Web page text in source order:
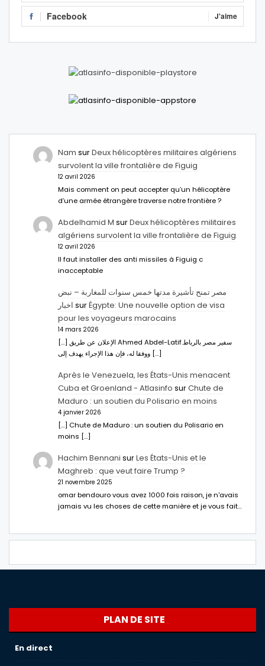
Facebook J'aime
Nam surDeux hélicoptères militaires algériens
survolent la ville frontalière de Figuig
12 avril 2026
Mais comment on peut accepter qu’un hélicoptère
d’une armée étrangère traverse notre frontière ?
Abdelhamid M surDeux hélicoptères militaires
algériens survolent la ville frontalière de Figuig
12 avril 2026
Il faut installer des anti missiles à Figuig c
inacceptable
مصر تمنح تأشيرة مدتها خمس سنوات للمغاربة – نبض
اخبار surÉgypte: Une nouvelle option de visa
pour les voyageurs marocains
14 mars 2026
[…] الإعلان عن طريق Ahmed Abdel-Latifسفير مصر بالرباط.
ووفقا له، فإن هذا الإجراء يهدف إلى […]
Après le Venezuela, les États-Unis menacent
Cuba et Groenland - Atlasinfo surChute de
Maduro : un soutien du Polisario en moins
4 janvier 2026
[…] Chute de Maduro : un soutien du Polisario en
moins […]
Hachim Bennani surLes États-Unis et le
Maghreb : que veut faire Trump ?
21 novembre 2025
omar bendouro vous avez 1000 fois raison, je n'avais
jamais vu les choses de cette manière et je vous fait…
PLAN DE SITE
En direct